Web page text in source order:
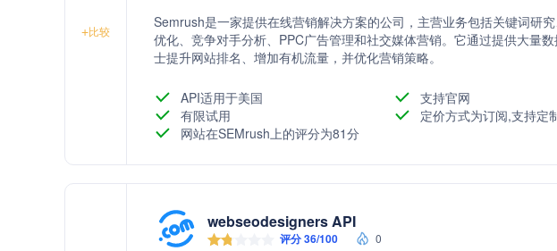
+比较
Semrush是一家提供在线营销解决方案的公司，主营业务包括关键词研
优化、竞争对手分析、PPC广告管理和社交媒体营销。它通过提供大量
士提升网站排名、增加有机流量，并优化营销策略。
API适用于美国
支持官网
有限试用
定价方式为订阅,支持定
网站在SEMrush上的评分为81分
webseodesigners API
评分 36/100 0